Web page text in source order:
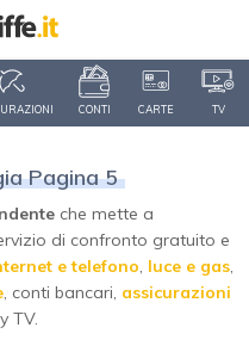
CONTI CARTE TV
Pagina 5
che mette a
di confronto gratuito e
e telefono, luce e gas,
, conti bancari, assicurazioni
TV.